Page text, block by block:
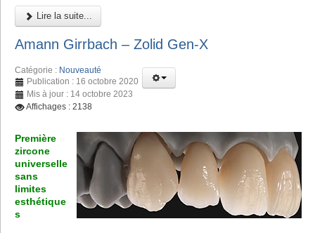
Lire la suite...
Amann Girrbach – Zolid Gen-X
Catégorie : Nouveauté
Publication : 16 octobre 2020
Mis à jour : 14 octobre 2023
Affichages : 2138
Première
zircone
universelle
sans
limites
esthétique
s